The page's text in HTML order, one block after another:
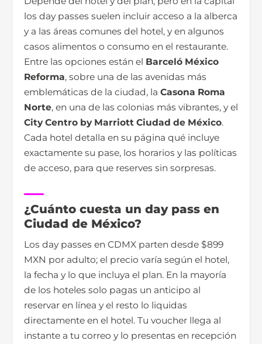
los day passes suelen incluir acceso a la alberca
y a las áreas comunes del hotel, y en algunos
casos alimentos o consumo en el restaurante.
Entre las opciones están el Barceló México
Reforma, sobre una de las avenidas más
emblemáticas de la ciudad, la Casona Roma
Norte, en una de las colonias más vibrantes, y el
City Centro by Marriott Ciudad de México.
Cada hotel detalla en su página qué incluye
exactamente su pase, los horarios y las políticas
de acceso, para que reserves sin sorpresas.
¿Cuánto cuesta un day pass en
Ciudad de México?
Los day passes en CDMX parten desde $899
MXN por adulto; el precio varía según el hotel,
la fecha y lo que incluya el plan. En la mayoría
de los hoteles solo pagas un anticipo al
reservar en línea y el resto lo liquidas
directamente en el hotel. Tu voucher llega al
instante a tu correo y lo presentas en recepción